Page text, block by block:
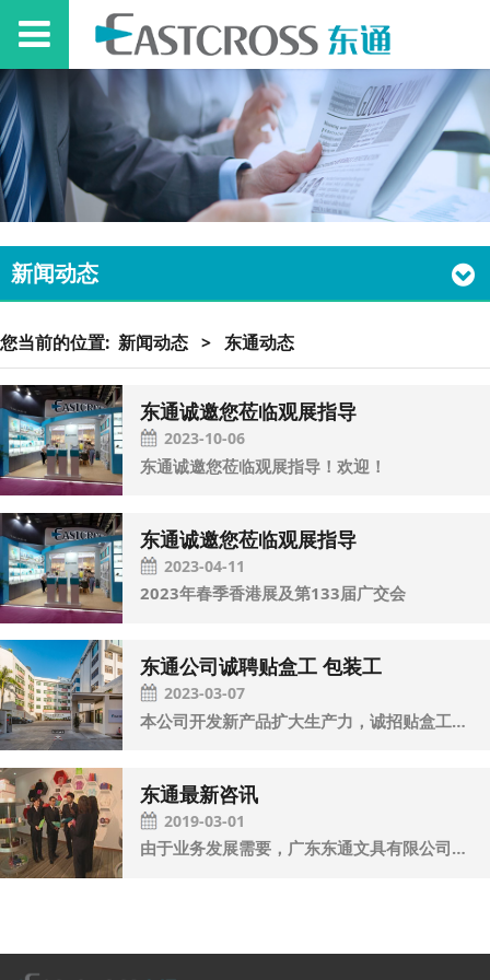
新闻动态
您当前的位置: 新闻动态 > 东通动态
东通诚邀您莅临观展指导
2023-10-06
东通诚邀您莅临观展指导！欢迎！
东通诚邀您莅临观展指导
2023-04-11
2023年春季香港展及第133届广交会
东通公司诚聘贴盒工 包装工
2023-03-07
本公司开发新产品扩大生产力，诚招贴盒工，包装工若干 联系电话: 13415083883 (郑小姐）， 13531282992 (蓝小姐） 工作地址: (老厂) 广东省汕头市濠江区青篮南风路中段
东通最新咨讯
2019-03-01
由于业务发展需要，广东东通文具有限公司于2019年3月新成立了自己的全资子公司，“汕头市东通科技有限公司”。